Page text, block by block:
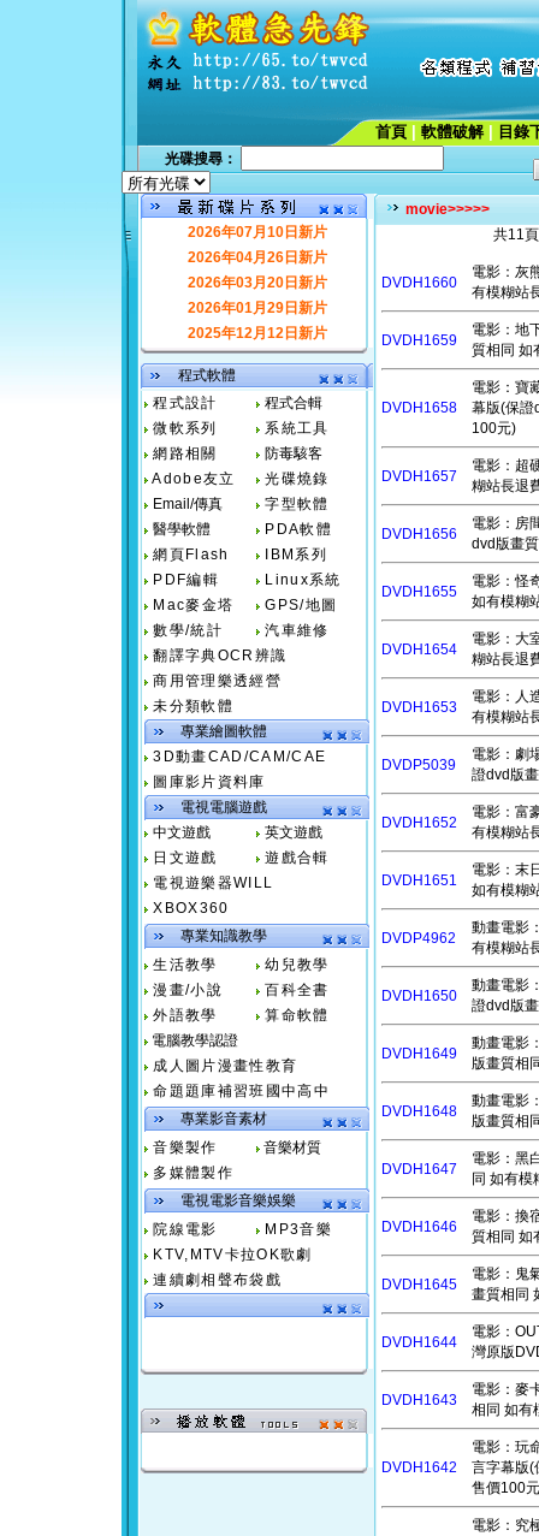
首頁 軟體破解 目錄
光碟搜尋：
2026年07月10日新片
2026年04月26日新片
2026年03月20日新片
2026年01月29日新片
2025年12月12日新片
程式軟體
程式設計
程式合輯
微軟系列
系統工具
網路相關
防毒駭客
Adobe友立
光碟燒錄
Email/傳真
字型軟體
醫學軟體
PDA軟體
網頁Flash
IBM系列
PDF編輯
Linux系統
Mac麥金塔
GPS/地圖
數學/統計
汽車維修
翻譯字典OCR辨識
商用管理樂透經營
未分類軟體
專業繪圖軟體
3D動畫CAD/CAM/CAE
圖庫影片資料庫
電視電腦遊戲
中文遊戲
英文遊戲
日文遊戲
遊戲合輯
電視遊樂器WILL
XBOX360
專業知識教學
生活教學
幼兒教學
漫畫/小說
百科全書
外語教學
算命軟體
電腦教學認證
成人圖片漫畫性教育
命題題庫補習班國中高中
專業影音素材
音樂製作
音樂材質
多媒體製作
電視電影音樂娛樂
院線電影
MP3音樂
KTV,MTV卡拉OK歌劇
連續劇相聲布袋戲
movie>>>>>
共11
DVDH1660
電影：灰
有模糊站
DVDH1659
電影：地
質相同 如
DVDH1658
電影：寶
幕版(保證
100元)
DVDH1657
電影：超
糊站長退
DVDH1656
電影：房
dvd版畫
DVDH1655
電影：怪
如有模糊
DVDH1654
電影：大
糊站長退
DVDH1653
電影：人
有模糊站
DVDP5039
電影：劇
證dvd版
DVDH1652
電影：富
有模糊站
DVDH1651
電影：末
如有模糊
DVDP4962
動畫電影
有模糊站
DVDH1650
動畫電影
證dvd版
DVDH1649
動畫電影
版畫質相
DVDH1648
動畫電影
版畫質相
DVDH1647
電影：黑
同 如有
DVDH1646
電影：換
質相同 如
DVDH1645
電影：鬼
畫質相同
DVDH1644
電影：
灣原版
DVDH1643
電影：麥
相同 如有
DVDH1642
電影：玩
言字幕版(
售價100
電影：究